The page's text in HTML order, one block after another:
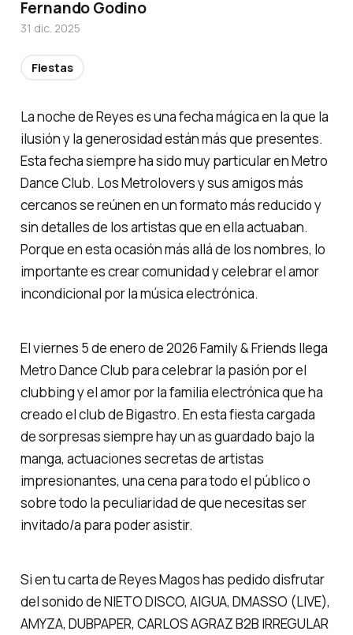
La noche de Reyes es una fecha mágica en la que la
ilusión y la generosidad están más que presentes.
Esta fecha siempre ha sido muy particular en Metro
Dance Club. Los Metrolovers y sus amigos más
cercanos se reúnen en un formato más reducido y
sin detalles de los artistas que en ella actuaban.
Porque en esta ocasión más allá de los nombres, lo
importante es crear comunidad y celebrar el amor
incondicional por la música electrónica.
El viernes 5 de enero de 2026 Family & Friends llega
Metro Dance Club para celebrar la pasión por el
clubbing y el amor por la familia electrónica que ha
creado el club de Bigastro. En esta fiesta cargada
de sorpresas siempre hay un as guardado bajo la
manga, actuaciones secretas de artistas
impresionantes, una cena para todo el público o
sobre todo la peculiaridad de que necesitas ser
invitado/a para poder asistir.
Si en tu carta de Reyes Magos has pedido disfrutar
del sonido de NIETO DISCO, AIGUA, DMASSO (LIVE),
AMYZA, DUBPAPER, CARLOS AGRAZ B2B IRREGULAR
Fernando Godino
31 dic. 2025
Fiestas